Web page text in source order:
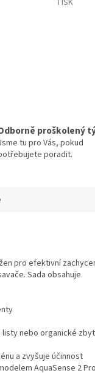
TISK
proškolený
tu pro Vás, pokud
poradit.
pro efektivní
Sada obsahuje
listy nebo organické
a zvyšuje účinnost
AquaSense 2